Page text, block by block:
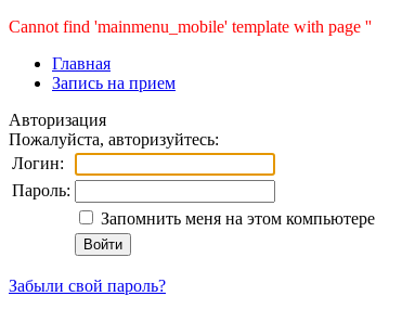
Cannot find 'mainmenu_mobile' template with page ''
Главная
Запись на прием
Авторизация
Пожалуйста, авторизуйтесь:
Логин:
Пароль:
Запомнить меня на этом компьютере
Забыли свой пароль?